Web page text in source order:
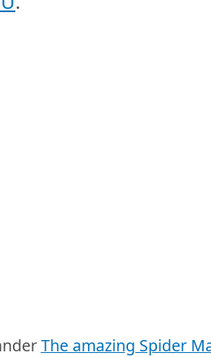
The amazing Spider